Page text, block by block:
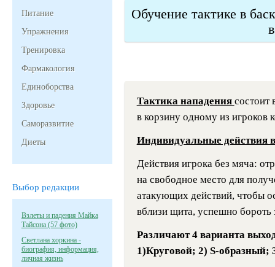
Питание
Упражнения
Тренировка
Фармакология
Единоборства
Здоровье
Саморазвитие
Диеты
Выбор редакции
Взлеты и падения Майка
Тайсона (57 фото)
Светлана хоркина -
биография, информация,
личная жизнь
Обучение тактике в
Тактика нападения состоит
в корзину одному из игроков
Индивидуальные действия
Действия игрока без мяча:
на свободное место для
атакующих действий, чтобы
вблизи щита, успешно бороть
Различают 4 варианта
1)Круговой; 2) S-образный;